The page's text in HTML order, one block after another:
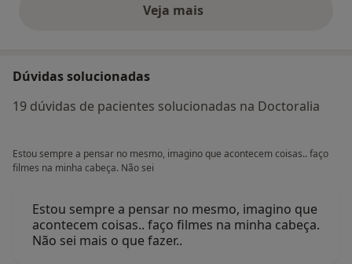
Veja maisopiniões acima
Dúvidas solucionadas
19 dúvidas de pacientes solucionadas na Doctoralia
Estou sempre a pensar no mesmo, imagino que acontecem coisas.. faço
filmes na minha cabeça. Não sei
Estou sempre a pensar no mesmo, imagino que
acontecem coisas.. faço filmes na minha cabeça.
Não sei mais o que fazer..